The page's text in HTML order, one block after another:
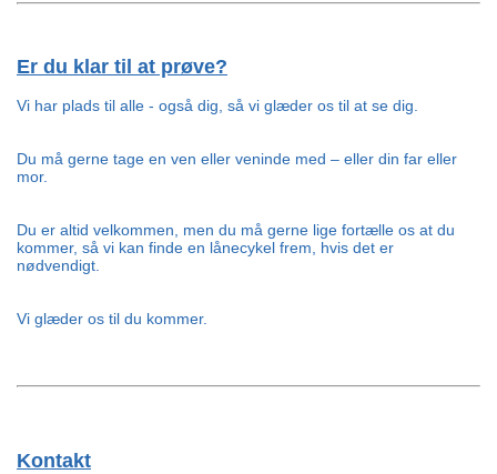
Er du klar til at prøve?
Vi har plads til alle - også dig, så vi glæder os til at se dig.
Du må gerne tage en ven eller veninde med – eller din far eller
mor.
Du er altid velkommen, men du må gerne lige fortælle os at du
kommer, så vi kan finde en lånecykel frem, hvis det er
nødvendigt.
Vi glæder os til du kommer.
Kontakt